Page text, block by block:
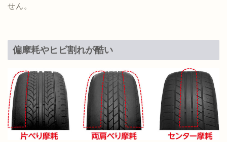
せん。
偏摩耗やヒビ割れが酷い